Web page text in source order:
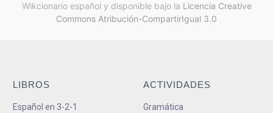
Wikcionario español y disponible bajo la Licencia Creative
Commons Atribución-CompartirIgual 3.0
LIBROS
Español en 3-2-1
ACTIVIDADES
Gramática